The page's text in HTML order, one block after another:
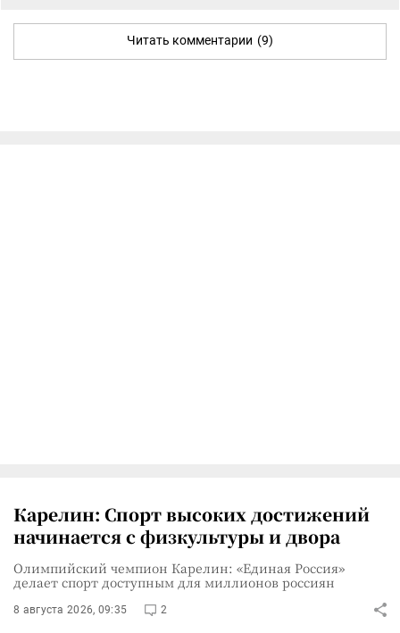
Читать комментарии (9)
Карелин: Спорт высоких достижений
начинается с физкультуры и двора
Олимпийский чемпион Карелин: «Единая Россия»
делает спорт доступным для миллионов россиян
8 августа 2026, 09:35 2